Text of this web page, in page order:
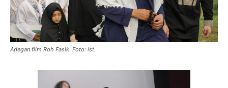
Adegan film Roh Fasik. Foto: ist.